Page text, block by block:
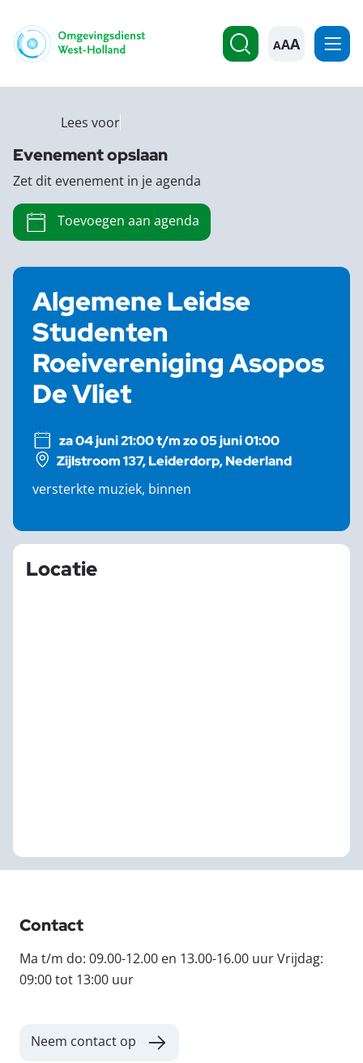
A
Algemene Leidse
Studenten
Roeivereniging Asopos
De Vliet
za 04 juni 21:00 t/m zo 05 juni 01:00
Zijlstroom 137, Leiderdorp, Nederland
versterkte muziek, binnen
Locatie
Lees voor
Evenement opslaan
Zet dit evenement in je agenda
Toevoegen aan agenda
Contact
Ma t/m do: 09.00-12.00 en 13.00-16.00 uur Vrijdag:
09:00 tot 13:00 uur
Neem contact op